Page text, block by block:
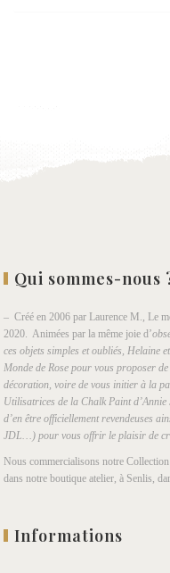
Qui sommes-nous
– Créé en 2006 par Laurence M., Le
2020. Animées par la même joie d’
ces objets simples et oubliés, Helaine
Monde de Rose pour vous proposer
décoration, voire de vous initier à la
Utilisatrices de la Chalk Paint d’Annie
d’en être officiellement revendeuses
JDL…) pour vous offrir le plaisir de
Nous commercialisons notre
dans notre boutique atelier, à Senlis,
Informations